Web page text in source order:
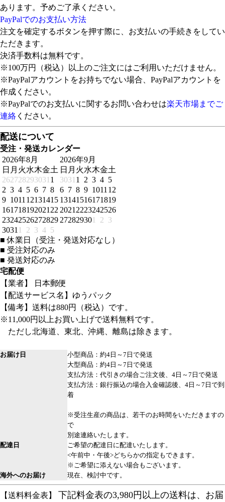
あります。予めご了承ください。
PayPalでのお支払い方法
注文を確定するボタンを押す際に、お支払いの手続きをしてい
ただきます。
決済手数料は無料です。
※100万円（税込）以上のご注文にはご利用いただけません。
※PayPalアカウントをお持ちでない場合、PayPalアカウントを
作成ください。
※PayPalでのお支払いに関するお問い合わせは楽天市場までご
連絡 ください。
配送について
受注・発送カレンダー
2026年8月
日 月 火水木金土
262728293031 1
2 3 4 5 6 7 8
9 1011 12131415
161718192021 22
23242526272829
3031 1 2 3 4 5
2026年9月
日 月 火水木金土
3031 1 2 3 4 5
6 7 8 9 1011 12
13141516171819
2021 2223242526
272829301 2 3
■ 休業日（受注・発送対応なし）
■ 受注対応のみ
■ 発送対応のみ
宅配便
【業者】 日本郵便
【配送サービス名】ゆうパック
【備考】送料は880円（税込）です。
※11,000円以上お買い上げで送料無料です。
ただし北海道、東北、沖縄、離島は除きます。
お届け日
小型商品：約4日～7日で発送
大型商品：約4日～7日で発送
支払方法：代引きの場合ご注文後、4日～7日で発送
支払方法：銀行振込の場合入金確認後、4日～7日で到
着
※受注生産の商品は、若干のお時間をいただきますの
で
別途連絡いたします。
配達日
ご希望の配達日に配達いたします。
<午前中・午後>どちらかの指定もできます。
※ご希望に添えない場合もございます。
海外へのお届け
現在、検討中です。
【送料料金表】
下記料金表の3,980円以上の送料は、お届